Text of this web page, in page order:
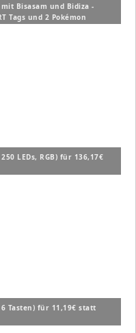
mit Bisasam und Bidiza -
Tags und 2 Pokémon
LEDs, RGB) für 136,17€
6 Tasten) für 11,19€ statt